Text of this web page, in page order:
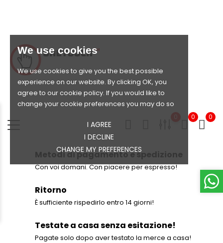
We use cookies
We use cookies to give you the best possible
experience on our website. By clicking OK, you
agree to our cookie policy. If you would like to
change your cookie preferences you may do so
I AGREE
I DECLINE
CHANGE MY PREFERENCES
0 0 0
Metodi di pagamento e spedizione
Con voi domani. Con piacere per espresso!
Ritorno
È sufficiente rispedirlo entro 14 giorni!
Testate a casa senza esitazione!
Pagate solo dopo aver testato la merce a casa!